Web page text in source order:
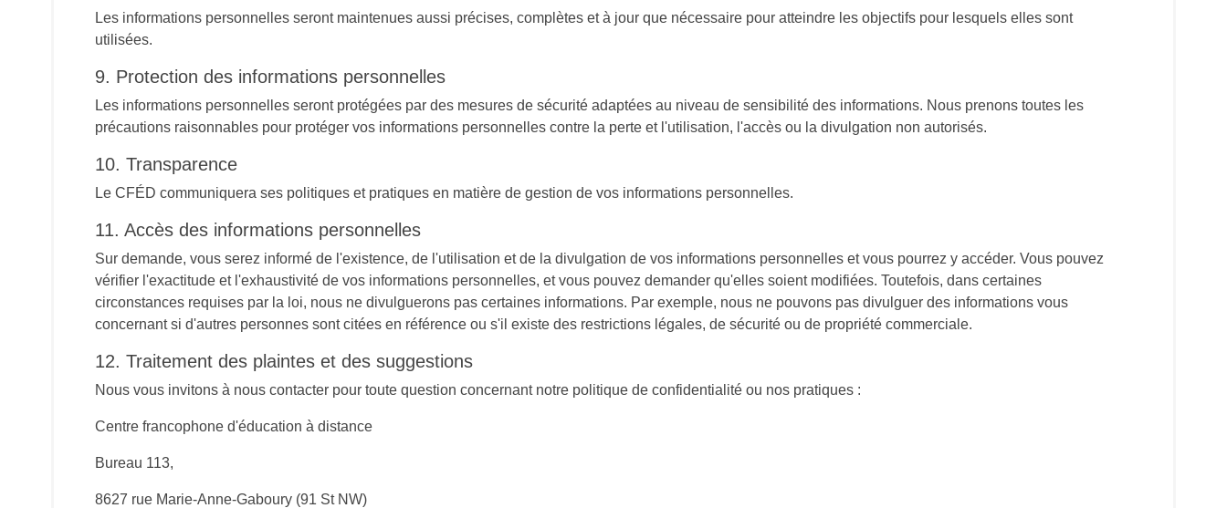
Les informations personnelles seront maintenues aussi précises, complètes et à jour que nécessaire pour atteindre les objectifs pour lesquels elles sont
utilisées.
9. Protection des informations personnelles
Les informations personnelles seront protégées par des mesures de sécurité adaptées au niveau de sensibilité des informations. Nous prenons toutes les
précautions raisonnables pour protéger vos informations personnelles contre la perte et l'utilisation, l'accès ou la divulgation non autorisés.
10. Transparence
Le CFÉD communiquera ses politiques et pratiques en matière de gestion de vos informations personnelles.
11. Accès des informations personnelles
Sur demande, vous serez informé de l'existence, de l'utilisation et de la divulgation de vos informations personnelles et vous pourrez y accéder. Vous pouvez
vérifier l'exactitude et l'exhaustivité de vos informations personnelles, et vous pouvez demander qu'elles soient modifiées. Toutefois, dans certaines
circonstances requises par la loi, nous ne divulguerons pas certaines informations. Par exemple, nous ne pouvons pas divulguer des informations vous
concernant si d'autres personnes sont citées en référence ou s'il existe des restrictions légales, de sécurité ou de propriété commerciale.
12. Traitement des plaintes et des suggestions
Nous vous invitons à nous contacter pour toute question concernant notre politique de confidentialité ou nos pratiques :
Centre francophone d'éducation à distance
Bureau 113,
8627 rue Marie-Anne-Gaboury (91 St NW)